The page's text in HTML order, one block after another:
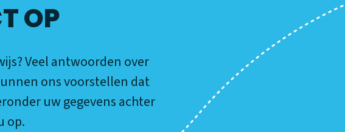
OP
Veel antwoorden over
ons voorstellen dat
uw gegevens achter
op.